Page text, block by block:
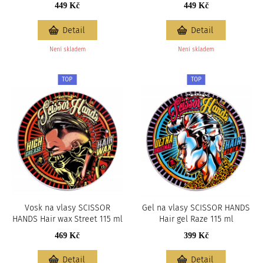
449 Kč
Není skladem
Detail
449 Kč
Není skladem
Detail
Vosk na vlasy SCISSOR
HANDS Hair wax Street 115 ml
TOP
469 Kč
Detail
Gel na vlasy SCISSOR HANDS
Hair gel Raze 115 ml
TOP
399 Kč
Detail